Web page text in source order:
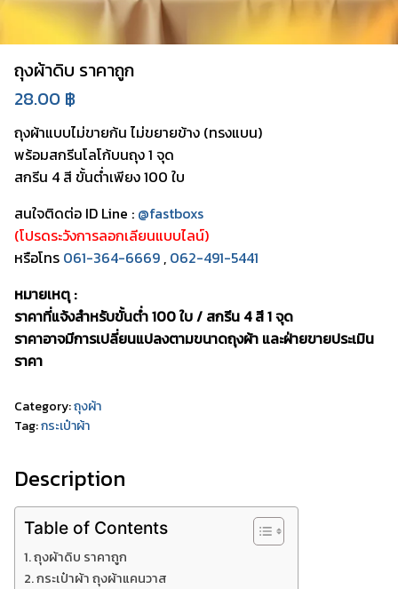
ถุงผ้าดิบ ราคาถูก
28.00 ฿
ถุงผ้าแบบไม่ขายก้น ไม่ขยายข้าง (ทรงแบน)
พร้อมสกรีนโลโก้บนถุง 1 จุด
สกรีน 4 สี ขั้นต่ำเพียง 100 ใบ
สนใจติดต่อ ID Line : @fastboxs
(โปรดระวังการลอกเลียนแบบไลน์)
หรือโทร 061-364-6669 , 062-491-5441
หมายเหตุ:
ราคาที่แจ้งสำหรับขั้นต่ำ 100 ใบ / สกรีน 4 สี 1 จุด
ราคาอาจมีการเปลี่ยนแปลงตามขนาดถุงผ้า และฝ่ายขายประเมิน
ราคา
Category:ถุงผ้า
Tag:กระเป๋าผ้า
Description
Table of Contents
ถุงผ้าดิบ ราคาถูก
กระเป๋าผ้า ถุงผ้าแคนวาส